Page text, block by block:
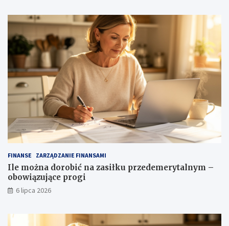
FINANSE ZARZĄDZANIE FINANSAMI
Ile można dorobić na zasiłku przedemerytalnym –
obowiązujące progi
6 lipca 2026